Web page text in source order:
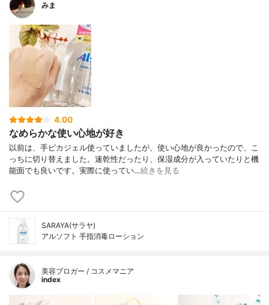
みま
4.00
なめらかな使い心地が好き
以前は、手ピカジェル使っていましたが、使い心地が良かったので、こ
っちに切り替えました。速乾性だったり、保湿成分が入っていたりと機
能面でも良いです。実際に使ってい…続きを見る
SARAYA(サラヤ)
アルソフト 手指消毒ローション
美容ブロガー / コスメマニア
index